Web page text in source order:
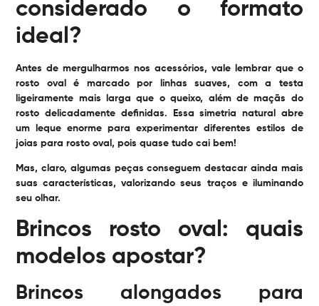
considerado o formato
ideal?
Antes de mergulharmos nos acessórios, vale lembrar que o
rosto oval é marcado por linhas suaves, com a testa
ligeiramente mais larga que o queixo, além de maçãs do
rosto delicadamente definidas. Essa simetria natural abre
um leque enorme para experimentar diferentes estilos de
joias para rosto oval, pois quase tudo cai bem!
Mas, claro, algumas peças conseguem destacar ainda mais
suas características, valorizando seus traços e iluminando
seu olhar.
Brincos rosto oval: quais
modelos apostar?
Brincos alongados para